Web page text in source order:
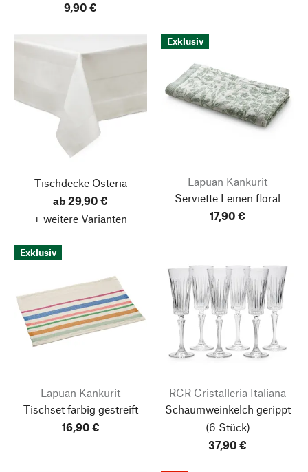
9,90 €
Tischdecke Osteria
ab 29,90 €
+ weitere Varianten
Exklusiv
Lapuan Kankurit
Serviette Leinen floral
17,90 €
Exklusiv
Lapuan Kankurit
Tischset farbig gestreift
16,90 €
RCR Cristalleria Italiana
Schaumweinkelch gerippt
(6 Stück)
37,90 €